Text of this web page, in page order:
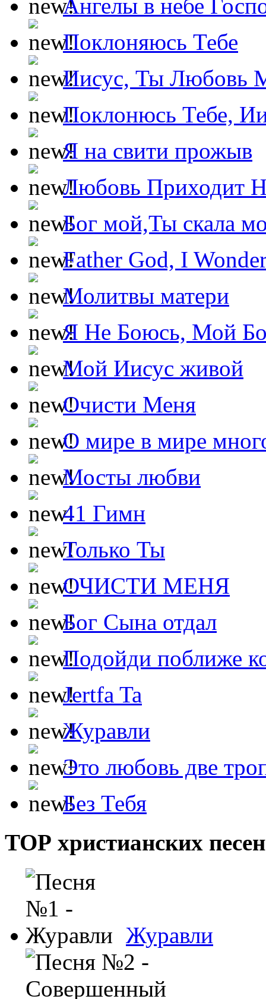
Ангелы в небе
Поклоняюсь Тебе
Иисус, Ты Любовь
Поклонюсь Тебе,
Я на свити прожыв
Любовь Приходит
Бог мой,Ты скала
Father God, I
Молитвы матери
Я Не Боюсь, Мой
Мой Иисус живой
Очисти Меня
О мире в мире
Мосты любви
41 Гимн
Только Ты
ОЧИСТИ МЕНЯ
Бог Сына отдал
Подойди поближе
Jertfa Ta
Журавли
Это любовь две
Без Тебя
ТОР христианских песен
Журавли